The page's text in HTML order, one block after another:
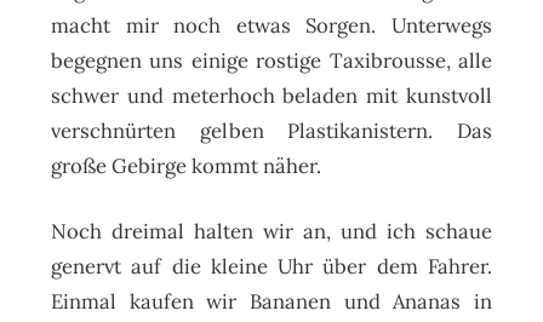
macht mir noch etwas Sorgen. Unterwegs
begegnen uns einige rostige Taxibrousse, alle
schwer und meterhoch beladen mit kunstvoll
verschnürten gelben Plastikanistern. Das
große Gebirge kommt näher.
Noch dreimal halten wir an, und ich schaue
genervt auf die kleine Uhr über dem Fahrer.
Einmal kaufen wir Bananen und Ananas in